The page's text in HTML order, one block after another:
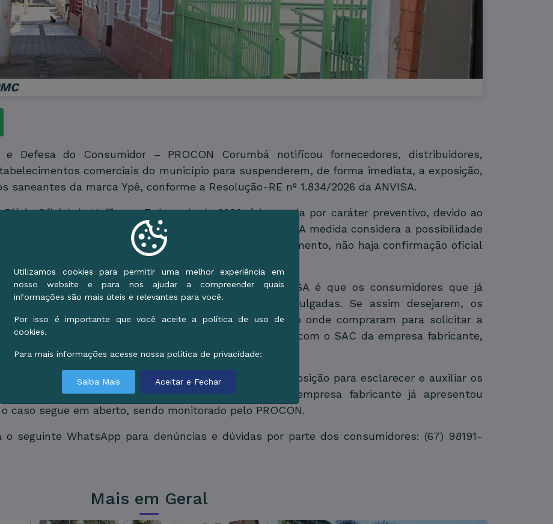
Defesa do Consumidor – PROCON Corumbá notificou fornecedores, distribuidores,
comerciais do município para suspenderem, de forma imediata, a exposição,
da marca Ypê, conforme a Resolução-RE nº 1.834/2026 da ANVISA.
Diário Oficial da União em 7 de maio de 2026, foi tomada por caráter preventivo, devido ao
Práticas de Fabricação, previstas na RDC nº 47/2013. A medida considera a possibilidade
vírus ou bactérias, nos produtos, embora, até o momento, não haja confirmação oficial
há motivo para pânico. A recomendação da ANVISA é que os consumidores que já
os utilizem, até que novas orientações sejam divulgadas. Se assim desejarem, os
e têm nota fiscal podem procurar o comércio onde compraram para solicitar a
não possuem nota fiscal podem entrar em contato com o SAC da empresa fabricante,
embora possa haver algum atraso.
ou em caso de dificuldades, o PROCON está à disposição para esclarecer e auxiliar os
órgão também aguarda novas orientações, pois a empresa fabricante já apresentou
caso segue em aberto, sendo monitorado pelo PROCON.
o seguinte WhatsApp para denúncias e dúvidas por parte dos consumidores: (67) 98191-
Mais em Geral
Utilizamos cookies para permitir uma melhor experiência em
nosso website e para nos ajudar a compreender quais
informações são mais úteis e relevantes para você.
Por isso é importante que você aceite a política de uso de
cookies.
Para mais informações acesse nossa política de privacidade:
Saiba Mais Aceitar e Fechar